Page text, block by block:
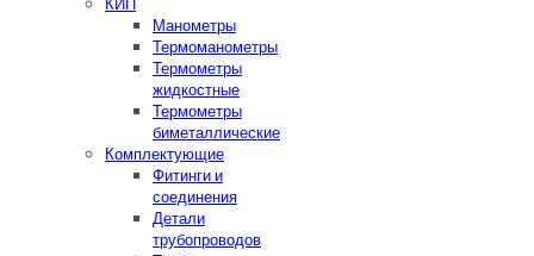
Манометры
Термоманометры
Термометры
жидкостные
Термометры
биметаллические
Комплектующие
Фитинги и
соединения
Детали
трубопроводов